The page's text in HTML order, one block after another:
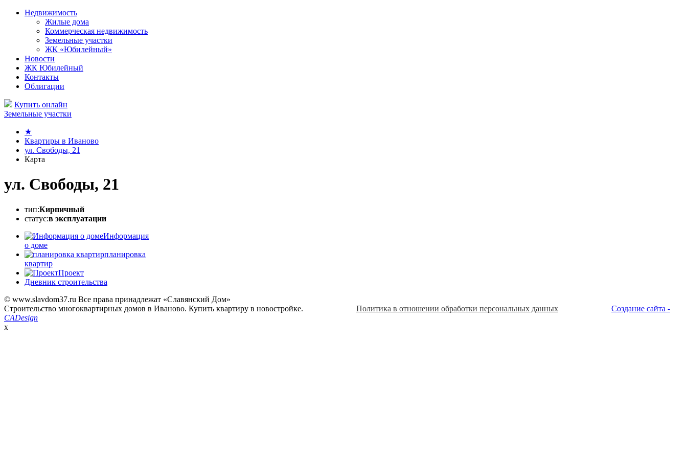
Недвижимость
Жилые дома
Коммерческая недвижимость
Земельные участки
ЖК «Юбилейный»
Новости
ЖК Юбилейный
Контакты
Облигации
Купить онлайн
Земельные участки
★
Квартиры в Иваново
ул. Свободы, 21
Карта
ул. Свободы, 21
тип:Кирпичный
статус:в эксплуатации
Информация
о доме
планировка
квартир
Проект
Дневник строительства
© www.slavdom37.ru Все права принадлежат «Славянский Дом»
Строительство многоквартирных домов в Иваново. Купить квартиру в новостройке.
Политика в отношении обработки персональных данных
Создание сайта -
CADesign
x